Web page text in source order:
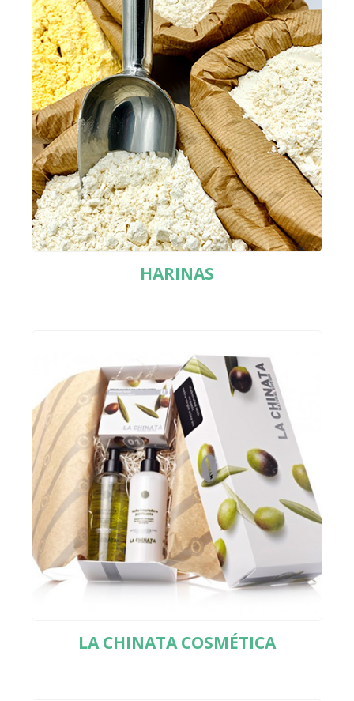
HARINAS
LA CHINATA COSMÉTICA